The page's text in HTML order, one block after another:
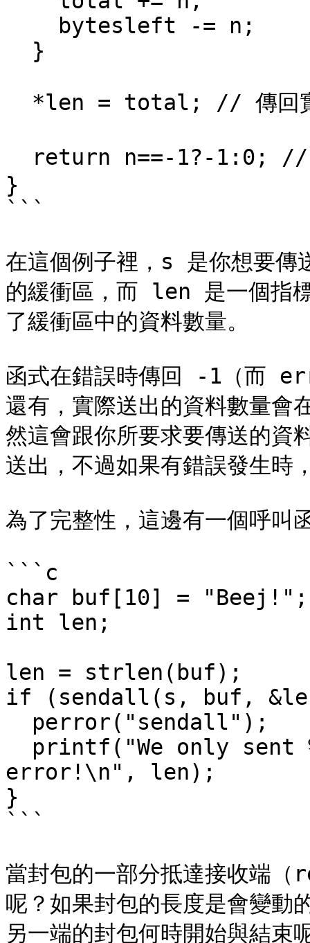
}
```
在這個例子裡，s 是你想要
的緩衝區，而 len 是一個指
了緩衝區中的資料數量。
函式在錯誤時傳回 -1（而
還有，實際送出的資料數量
然這會跟你所要求要傳送的
送出，不過如果有錯誤發生時
為了完整性，這邊有一個呼叫
```c
char buf[10] = "Beej!";
int len;
len = strlen(buf);
if (sendall(s, buf,
error!\n", len);
}
```
當封包的一部分抵達接收端
呢？如果封包的長度是會變
另一端的封包何時開始與結束